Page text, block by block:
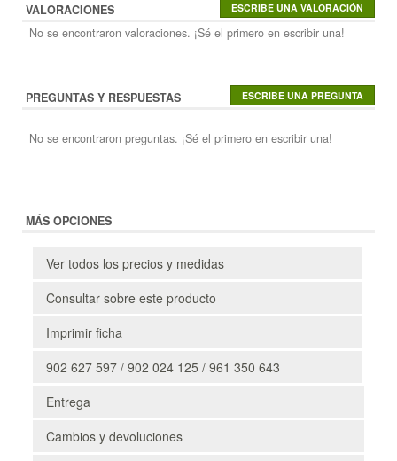
VALORACIONES
No se encontraron valoraciones. ¡Sé el primero en escribir una!
PREGUNTAS Y RESPUESTAS
No se encontraron preguntas. ¡Sé el primero en escribir una!
MÁS OPCIONES
Ver todos los precios y medidas
Consultar sobre este producto
Imprimir ficha
902 627 597 / 902 024 125 / 961 350 643
Entrega
Cambios y devoluciones